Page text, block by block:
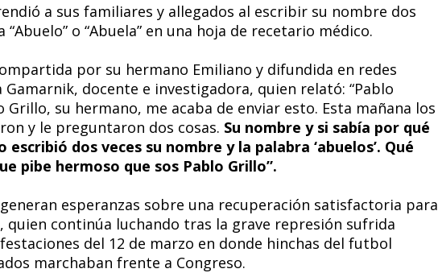
a sus familiares y allegados al escribir su nombre dos
“Abuelo” o “Abuela” en una hoja de recetario médico.
por su hermano Emiliano y difundida en redes
Gamarnik, docente e investigadora, quien relató: “Pablo
Grillo, su hermano, me acaba de enviar esto. Esta mañana los
y le preguntaron dos cosas. Su nombre y si sabía por qué
escribió dos veces su nombre y la palabra ‘abuelos’. Qué
pibe hermoso que sos Pablo Grillo”.
esperanzas sobre una recuperación satisfactoria para
continúa luchando tras la grave represión sufrida
del 12 de marzo en donde hinchas del futbol
marchaban frente a Congreso.